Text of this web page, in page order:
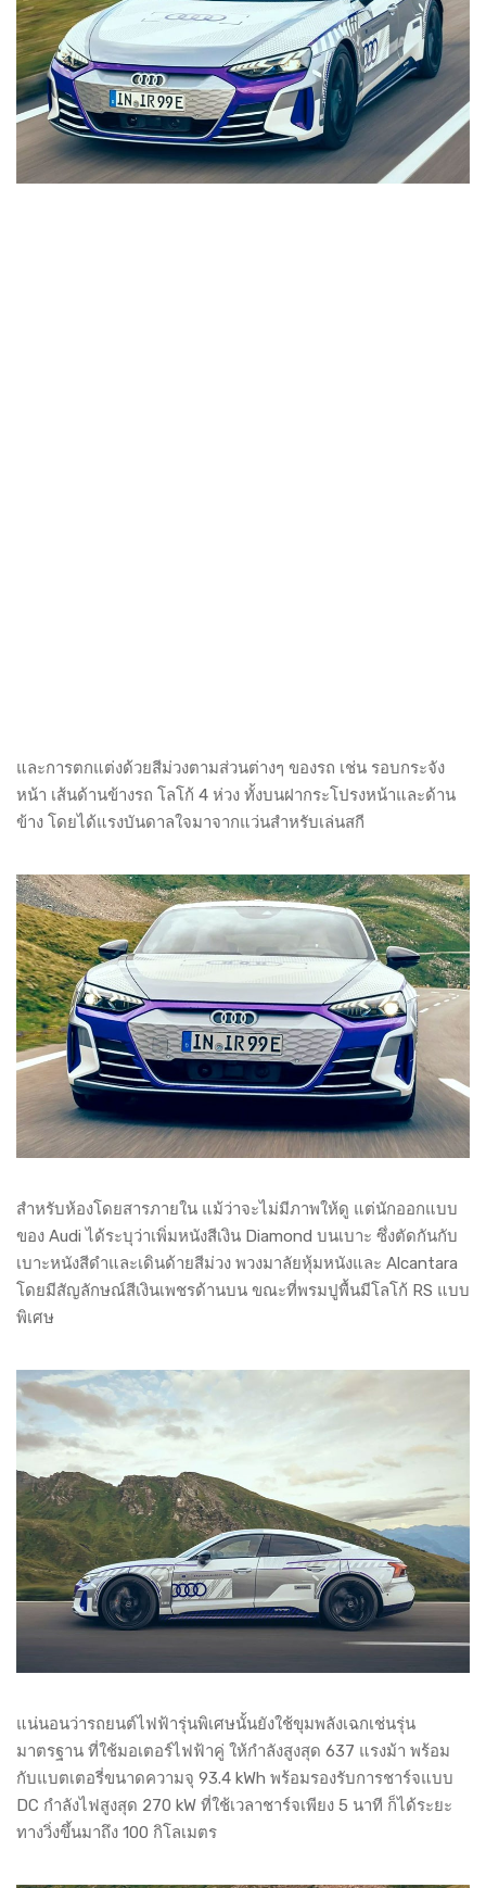
และการตกแต่งด้วยสีม่วงตามส่วนต่างๆ ของรถ เช่น รอบกระจัง
หน้า เส้นด้านข้างรถ โลโก้ 4 ห่วง ทั้งบนฝากระโปรงหน้าและด้าน
ข้าง โดยได้แรงบันดาลใจมาจากแว่นสำหรับเล่นสกี
สำหรับห้องโดยสารภายใน แม้ว่าจะไม่มีภาพให้ดู แต่นักออกแบบ
ของ Audi ได้ระบุว่าเพิ่มหนังสีเงิน Diamond บนเบาะ ซึ่งตัดกันกับ
เบาะหนังสีดำและเดินด้ายสีม่วง พวงมาลัยหุ้มหนังและ Alcantara
โดยมีสัญลักษณ์สีเงินเพชรด้านบน ขณะที่พรมปูพื้นมีโลโก้ RS แบบ
พิเศษ
แน่นอนว่ารถยนต์ไฟฟ้ารุ่นพิเศษนั้นยังใช้ขุมพลังเฉกเช่นรุ่น
มาตรฐาน ที่ใช้มอเตอร์ไฟฟ้าคู่ ให้กำลังสูงสุด 637 แรงม้า พร้อม
กับแบตเตอรี่ขนาดความจุ 93.4 kWh พร้อมรองรับการชาร์จแบบ
DC กำลังไฟสูงสุด 270 kW ที่ใช้เวลาชาร์จเพียง 5 นาที ก็ได้ระยะ
ทางวิ่งขึ้นมาถึง 100 กิโลเมตร